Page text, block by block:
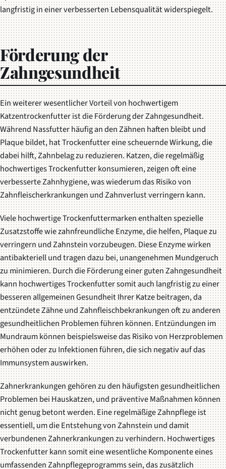
langfristig in einer verbesserten Lebensqualität widerspiegelt.
Förderung der
Zahngesundheit
Ein weiterer wesentlicher Vorteil von hochwertigem
Katzentrockenfutter ist die Förderung der Zahngesundheit.
Während Nassfutter häufig an den Zähnen haften bleibt und
Plaque bildet, hat Trockenfutter eine scheuernde Wirkung, die
dabei hilft, Zahnbelag zu reduzieren. Katzen, die regelmäßig
hochwertiges Trockenfutter konsumieren, zeigen oft eine
verbesserte Zahnhygiene, was wiederum das Risiko von
Zahnfleischerkrankungen und Zahnverlust verringern kann.
Viele hochwertige Trockenfuttermarken enthalten spezielle
Zusatzstoffe wie zahnfreundliche Enzyme, die helfen, Plaque zu
verringern und Zahnstein vorzubeugen. Diese Enzyme wirken
antibakteriell und tragen dazu bei, unangenehmen Mundgeruch
zu minimieren. Durch die Förderung einer guten Zahngesundheit
kann hochwertiges Trockenfutter somit auch langfristig zu einer
besseren allgemeinen Gesundheit Ihrer Katze beitragen, da
entzündete Zähne und Zahnfleischbekrankungen oft zu anderen
gesundheitlichen Problemen führen können. Entzündungen im
Mundraum können beispielsweise das Risiko von Herzproblemen
erhöhen oder zu Infektionen führen, die sich negativ auf das
Immunsystem auswirken.
Zahnerkrankungen gehören zu den häufigsten gesundheitlichen
Problemen bei Hauskatzen, und präventive Maßnahmen können
nicht genug betont werden. Eine regelmäßige Zahnpflege ist
essentiell, um die Entstehung von Zahnstein und damit
verbundenen Zahnerkrankungen zu verhindern. Hochwertiges
Trockenfutter kann somit eine wesentliche Komponente eines
umfassenden Zahnpflegeprogramms sein, das zusätzlich